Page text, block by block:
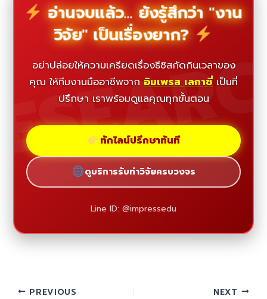
อ่านจบแล้ว... ยังรู้สึกว่า "งาน
วิจัย" เป็นเรื่องยาก?
อย่าปล่อยให้ความเครียดเรื่องธีซิสกัดกินเวลาของ
คุณ ให้ทีมงานมืออาชีพจาก อิมเพรส เลกาซี่ เป็นที่
ปรึกษา เราพร้อมดูแลคุณทุกขั้นตอน
ทักไลน์ปรึกษาทันที
ดูบริการรับทำวิจัยครบวงจร
Line ID: @impressedu
PREVIOUS NEXT